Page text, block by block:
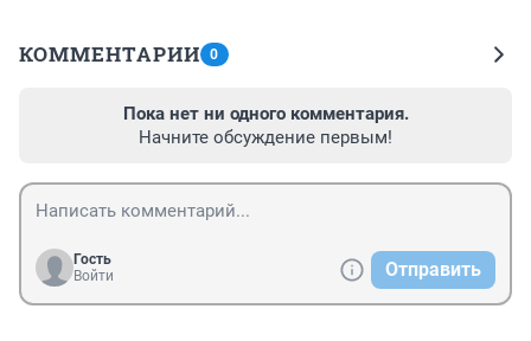
КОММЕНТАРИИ 0
Пока нет ни одного комментария.
Начните обсуждение первым!
Гость
Войти
Отправить